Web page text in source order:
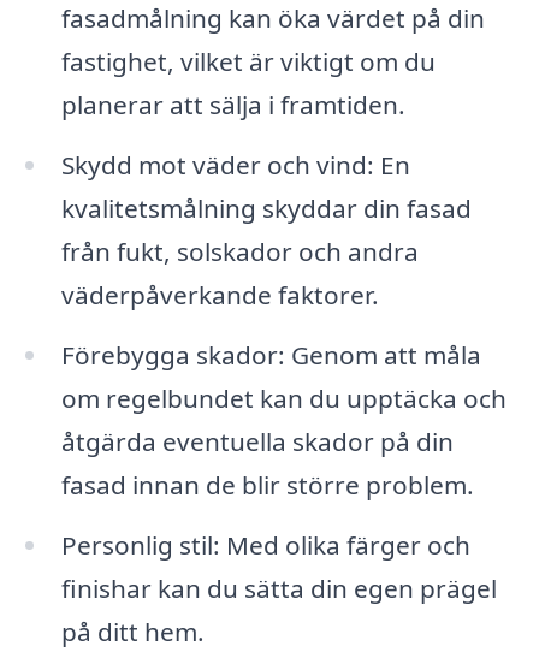
fasadmålning kan öka värdet på din
fastighet, vilket är viktigt om du
planerar att sälja i framtiden.
Skydd mot väder och vind: En
kvalitetsmålning skyddar din fasad
från fukt, solskador och andra
väderpåverkande faktorer.
Förebygga skador: Genom att måla
om regelbundet kan du upptäcka och
åtgärda eventuella skador på din
fasad innan de blir större problem.
Personlig stil: Med olika färger och
finishar kan du sätta din egen prägel
på ditt hem.